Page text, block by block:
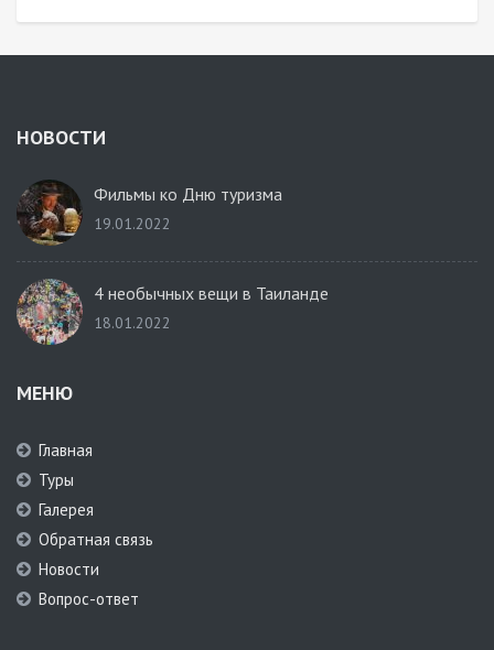
НОВОСТИ
Фильмы ко Дню туризма
19.01.2022
4 необычных вещи в Таиланде
18.01.2022
МЕНЮ
Главная
Туры
Галерея
Обратная связь
Новости
Вопрос-ответ